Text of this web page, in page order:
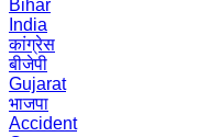
Bihar
India
कांग्रेस
बीजेपी
Gujarat
भाजपा
Accident